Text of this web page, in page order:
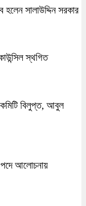
সালাউদ্দিন সরকার
স্থগিত
বিলুপ্ত, আবুল
পদে আলোচনায়